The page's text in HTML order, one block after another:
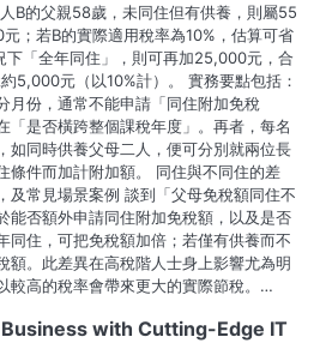
B的父親58歲，未同住但有供養，則屬55
；若B的實際適用稅率為10%，估算可省
「全年同住」，則可再加25,000元，合
5,000元（以10%計）。 實務要點包括：
月份，通常不能申請「同住附加免稅
「是否橫跨整個課稅年度」。再者，每名
如同時供養父母二人，便可分別就兩位長
條件而加計附加額。 同住與不同住的差
及常見場景案例 談到「父母免稅額同住不
能否額外申請同住附加免稅額，以及是否
同住，可把免稅額加倍；若僅有供養而不
額。此差異在高稅階人士身上影響尤為明
較高的稅率會帶來更大的實際節稅。…
with Cutting-Edge IT